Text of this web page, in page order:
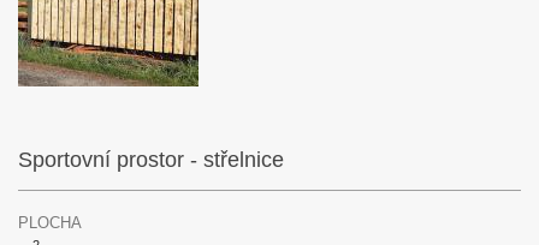
Sportovní prostor - střelnice
PLOCHA